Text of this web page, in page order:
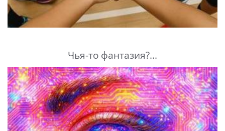
Чья-то фантазия?...